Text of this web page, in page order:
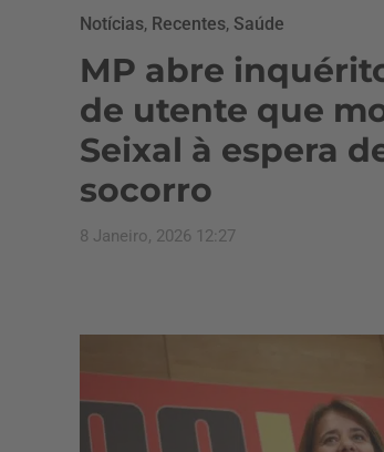
Notícias, Recentes, Saúde
MP abre
de utente que
Seixal à espera
socorro
8 Janeiro, 2026 12:27